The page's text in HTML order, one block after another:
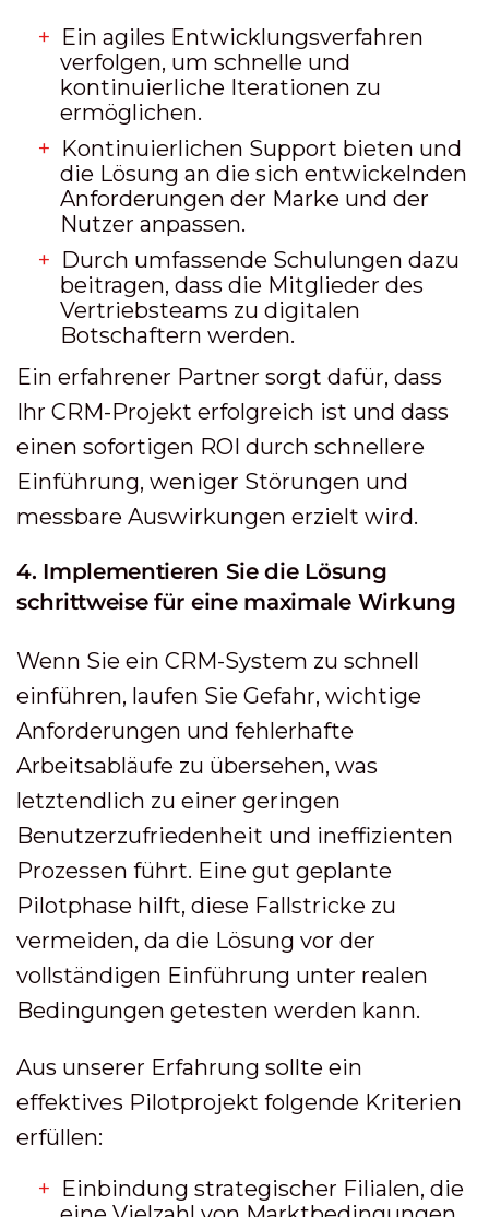
Ein agiles Entwicklungsverfahren
verfolgen, um schnelle und
kontinuierliche Iterationen zu
ermöglichen.
Kontinuierlichen Support bieten und
die Lösung an die sich entwickelnden
Anforderungen der Marke und der
Nutzer anpassen.
Durch umfassende Schulungen dazu
beitragen, dass die Mitglieder des
Vertriebsteams zu digitalen
Botschaftern werden.
Ein erfahrener Partner sorgt dafür, dass
Ihr CRM-Projekt erfolgreich ist und dass
einen sofortigen ROI durch schnellere
Einführung, weniger Störungen und
messbare Auswirkungen erzielt wird.
4. Implementieren Sie die Lösung
schrittweise für eine maximale Wirkung
Wenn Sie ein CRM-System zu schnell
einführen, laufen Sie Gefahr, wichtige
Anforderungen und fehlerhafte
Arbeitsabläufe zu übersehen, was
letztendlich zu einer geringen
Benutzerzufriedenheit und ineffizienten
Prozessen führt. Eine gut geplante
Pilotphase hilft, diese Fallstricke zu
vermeiden, da die Lösung vor der
vollständigen Einführung unter realen
Bedingungen getesten werden kann.
Aus unserer Erfahrung sollte ein
effektives Pilotprojekt folgende Kriterien
erfüllen:
Einbindung strategischer Filialen, die